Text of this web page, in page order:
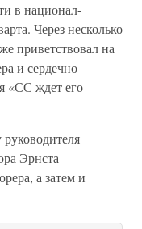
в национал-
Через несколько
приветствовал на
и сердечно
«СС ждет его
руководителя
Эрнста
а затем и